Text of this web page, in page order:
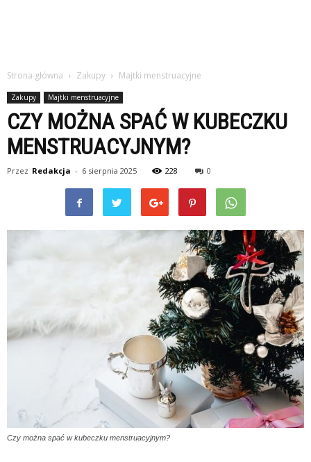
Strona główna Zakupy Majtki menstruacyjne
Zakupy Majtki menstruacyjne
CZY MOŻNA SPAĆ W KUBECZKU
MENSTRUACYJNYM?
Przez Redakcja - 6 sierpnia 2025 228 0
Czy można spać w kubeczku menstruacyjnym?